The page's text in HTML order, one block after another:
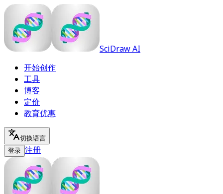
SciDraw AI
开始创作
工具
博客
定价
教育优惠
切换语言
登录 注册